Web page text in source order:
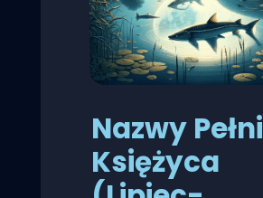
Nazwy Pełni
Księżyca